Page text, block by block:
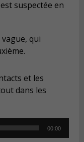
suspectée en
vague, qui
ème.
et les
dans les
00:00